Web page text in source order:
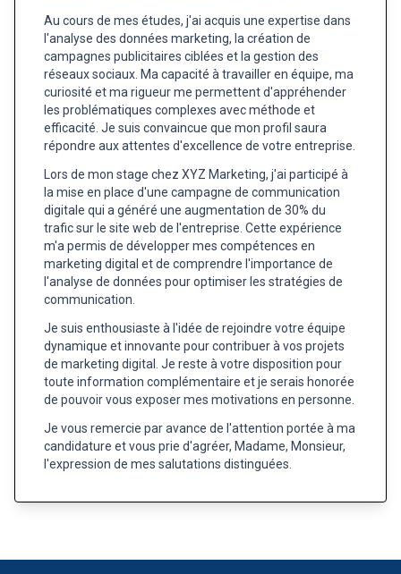
Au cours de mes études, j'ai acquis une expertise dans
l'analyse des données marketing, la création de
campagnes publicitaires ciblées et la gestion des
réseaux sociaux. Ma capacité à travailler en équipe, ma
curiosité et ma rigueur me permettent d'appréhender
les problématiques complexes avec méthode et
efficacité. Je suis convaincue que mon profil saura
répondre aux attentes d'excellence de votre entreprise.
Lors de mon stage chez XYZ Marketing, j'ai participé à
la mise en place d'une campagne de communication
digitale qui a généré une augmentation de 30% du
trafic sur le site web de l'entreprise. Cette expérience
m'a permis de développer mes compétences en
marketing digital et de comprendre l'importance de
l'analyse de données pour optimiser les stratégies de
communication.
Je suis enthousiaste à l'idée de rejoindre votre équipe
dynamique et innovante pour contribuer à vos projets
de marketing digital. Je reste à votre disposition pour
toute information complémentaire et je serais honorée
de pouvoir vous exposer mes motivations en personne.
Je vous remercie par avance de l'attention portée à ma
candidature et vous prie d'agréer, Madame, Monsieur,
l'expression de mes salutations distinguées.